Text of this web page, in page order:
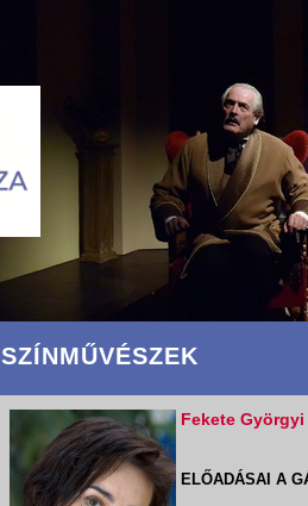
SZÍNMŰVÉSZEK
Fekete Györgyi
ELŐADÁSAI A